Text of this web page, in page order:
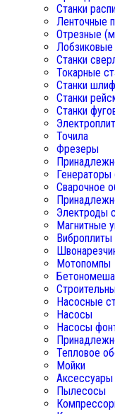
Станки
Ленточные
Отрезные
Лобзиковые
Станки
Токарные
Станки
Станки
Станки
Точила
Фрезеры
Генераторы
Сварочное
Электроды
Магнитные
Виброплиты
Мотопомпы
Насосные
Насосы
Насосы
Тепловое
Мойки
Пылесосы